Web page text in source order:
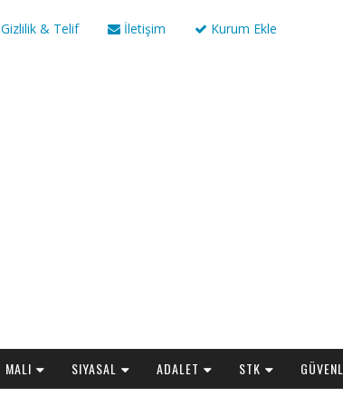
Gizlilik & Telif İletişim Kurum Ekle
MALI SIYASAL ADALET STK